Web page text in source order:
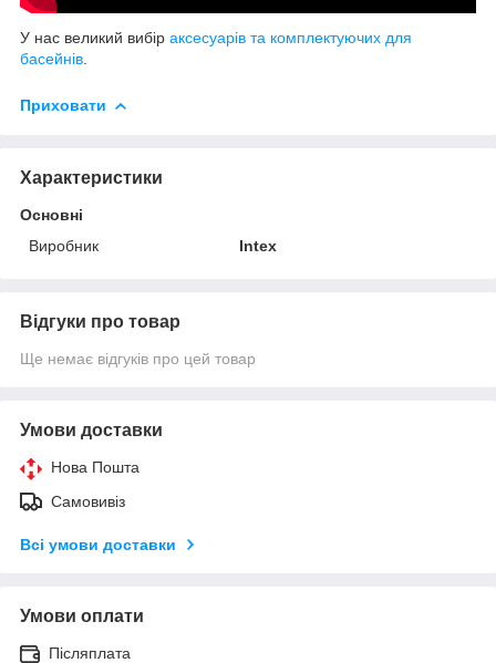
У нас великий вибір аксесуарів та комплектуючих для
басейнів
Приховати
Характеристики
Основні
Виробник
Intex
Відгуки про товар
Ще немає відгуків про цей товар
Умови доставки
Нова Пошта
Самовивіз
Всі умови доставки
Умови оплати
Післяплата